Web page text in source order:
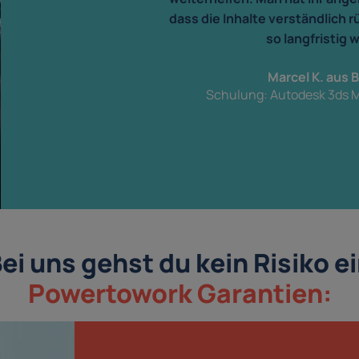
dass die Inhalte verständlich
so langfristig
Marcel K. aus
Schulung: Autodesk 3ds
uns gehst du kein Risiko
Powertowork Garantien: